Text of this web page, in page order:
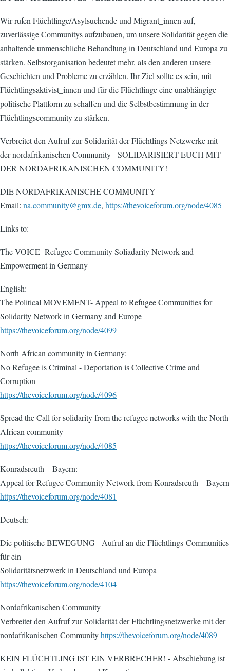
Wir rufen Flüchtlinge/Asylsuchende und Migrant_innen auf,
zuverlässige Communitys aufzubauen, um unsere Solidarität gegen die
anhaltende unmenschliche Behandlung in Deutschland und Europa zu
stärken. Selbstorganisation bedeutet mehr, als den anderen unsere
Geschichten und Probleme zu erzählen. Ihr Ziel sollte es sein, mit
Flüchtlingsaktivist_innen und für die Flüchtlinge eine unabhängige
politische Plattform zu schaffen und die Selbstbestimmung in der
Flüchtlingscommunity zu stärken.
Verbreitet den Aufruf zur Solidarität der Flüchtlings-Netzwerke mit
der nordafrikanischen Community - SOLIDARISIERT EUCH MIT
DER NORDAFRIKANISCHEN COMMUNITY!
DIE NORDAFRIKANISCHE COMMUNITY
Email: na.community@gmx.de, https://thevoiceforum.org/node/4085
Links to:
The VOICE- Refugee Community Soliadarity Network and
Empowerment in Germany
English:
The Political MOVEMENT- Appeal to Refugee Communities for
Solidarity Network in Germany and Europe
https://thevoiceforum.org/node/4099
North African community in Germany:
No Refugee is Criminal - Deportation is Collective Crime and
Corruption
https://thevoiceforum.org/node/4096
Spread the Call for solidarity from the refugee networks with the North
African community
https://thevoiceforum.org/node/4085
Konradsreuth – Bayern:
Appeal for Refugee Community Network from Konradsreuth – Bayern
https://thevoiceforum.org/node/4081
Deutsch:
Die politische BEWEGUNG - Aufruf an die Flüchtlings-Communities
für ein
Solidaritätsnetzwerk in Deutschland und Europa
https://thevoiceforum.org/node/4104
Nordafrikanischen Community
Verbreitet den Aufruf zur Solidarität der Flüchtlingsnetzwerke mit der
nordafrikanischen Communityhttps://thevoiceforum.org/node/4089
KEIN FLÜCHTLING IST EIN VERBRECHER! - Abschiebung ist